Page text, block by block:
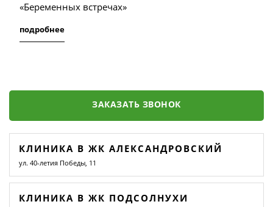
«Беременных встречах»
подробнее
ЗАКАЗАТЬ ЗВОНОК
КЛИНИКА В ЖК АЛЕКСАНДРОВСКИЙ
ул. 40-летия Победы, 11
КЛИНИКА В ЖК ПОДСОЛНУХИ